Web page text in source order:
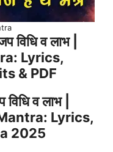
विधि व लाभ |
Lyrics,
& PDF
व लाभ |
Lyrics,
2025